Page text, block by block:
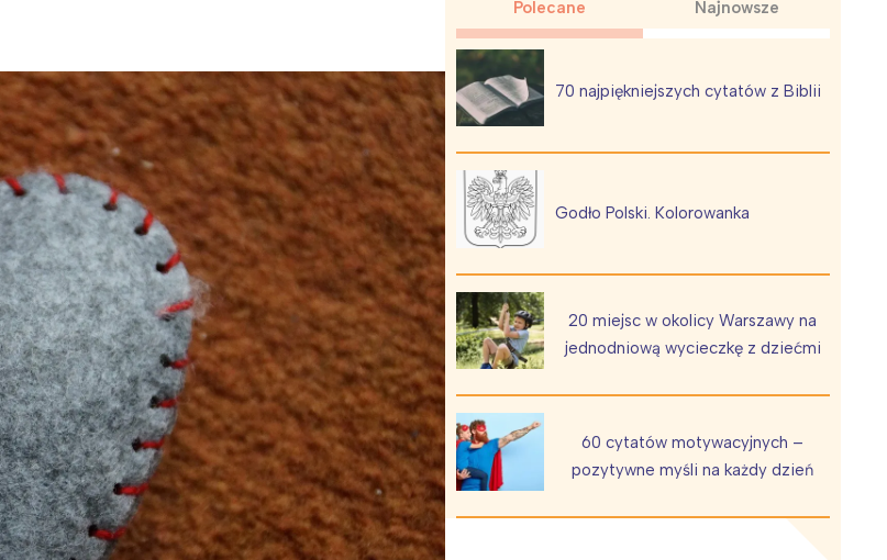
Pszczoła i kwitnący ul
Polecane Najnowsze
70 najpiękniejszych cytatów z Biblii
Godło Polski. Kolorowanka
20 miejsc w okolicy Warszawy na
jednodniową wycieczkę z dziećmi
60 cytatów motywacyjnych –
pozytywne myśli na każdy dzień